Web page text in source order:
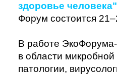
здоровье человека"
Форум состоится
В работе
в области
патологии,